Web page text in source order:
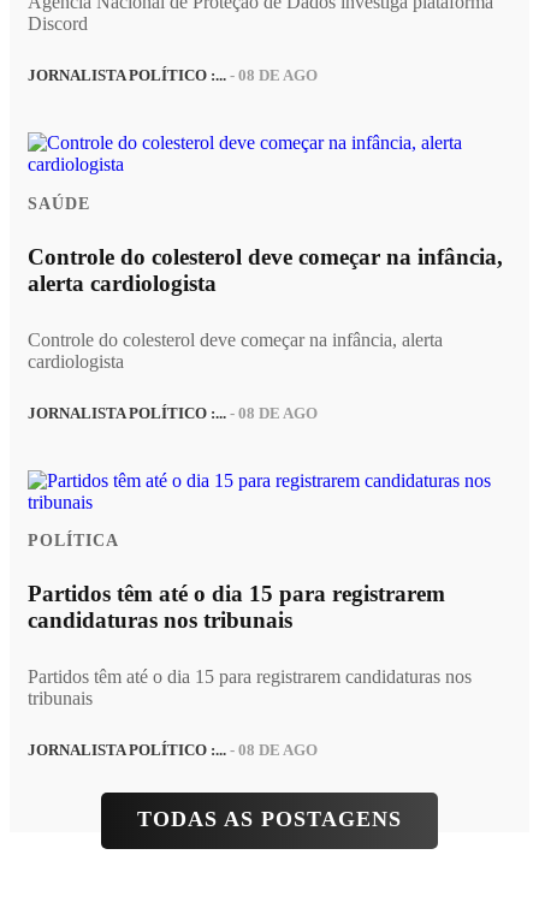
Discord
JORNALISTA POLÍTICO :... - 08 DE AGO
SAÚDE
Controle do colesterol deve começar na infância,
alerta cardiologista
Controle do colesterol deve começar na infância, alerta
cardiologista
JORNALISTA POLÍTICO :... - 08 DE AGO
POLÍTICA
Partidos têm até o dia 15 para registrarem
candidaturas nos tribunais
Partidos têm até o dia 15 para registrarem candidaturas nos
tribunais
JORNALISTA POLÍTICO :... - 08 DE AGO
TODAS AS POSTAGENS